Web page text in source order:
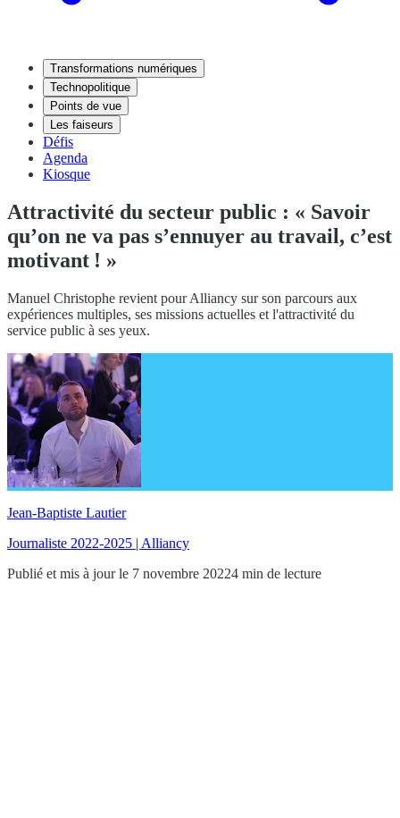
Transformations numériques
Technopolitique
Points de vue
Les faiseurs
Défis
Agenda
Kiosque
Attractivité du secteur public : « Savoir
qu’on ne va pas s’ennuyer au travail, c’est
motivant ! »
Manuel Christophe revient pour Alliancy sur son parcours aux
expériences multiples, ses missions actuelles et l'attractivité du
service public à ses yeux.
Jean-Baptiste Lautier
Journaliste 2022-2025 | Alliancy
Publié et mis à jour le 7 novembre 20224 min de lecture